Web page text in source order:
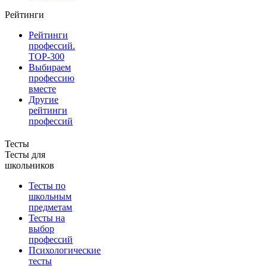
Рейтинги
Рейтинги
профессий.
TOP-300
Выбираем
профессию
вместе
Другие
рейтинги
профессий
Тесты
Тесты для
школьников
Тесты по
школьным
предметам
Тесты на
выбор
профессий
Психологические
тесты